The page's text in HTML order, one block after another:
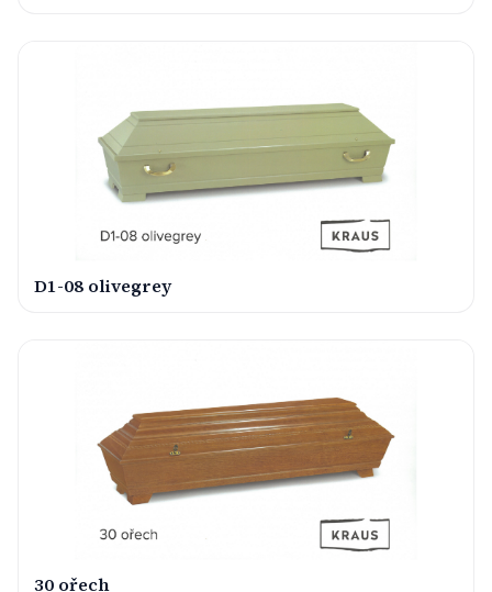
D1-08 olivegrey
30 ořech